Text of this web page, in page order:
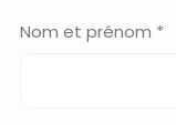
Nom et prénom *